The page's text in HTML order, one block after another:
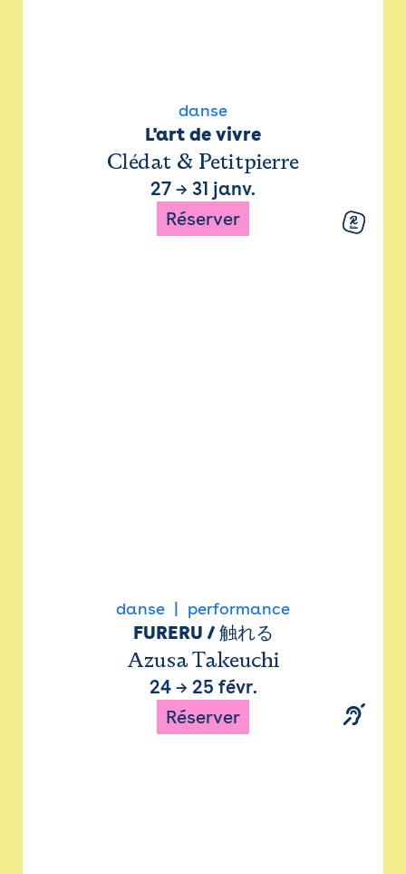
danse
L'art de vivre
Clédat & Petitpierre
27 → 31 janv.
Réserver
danse performance
FURERU / 触れる
Azusa Takeuchi
24→ 25 févr.
Réserver